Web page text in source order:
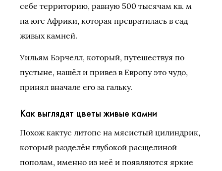
себе территорию, равную 500 тысячам кв. м
на юге Африки, которая превратилась в сад
живых камней.
Уильям Бэрчелл, который, путешествуя по
пустыне, нашёл и привез в Европу это чудо,
принял вначале его за гальку.
Как выглядят цветы живые камни
Похож кактус литопс на мясистый цилиндрик,
который разделён глубокой расщелиной
пополам, именно из неё и появляются яркие